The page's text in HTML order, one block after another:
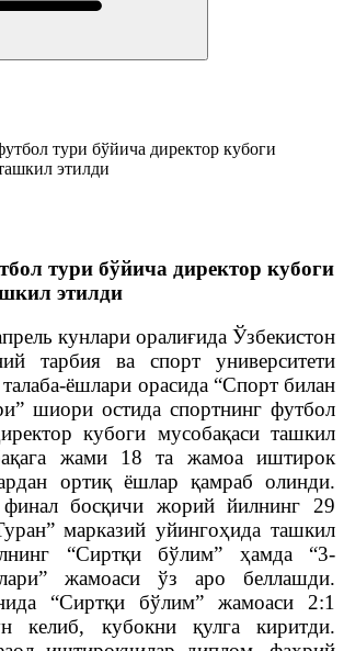
тури бўйича директор кубоги
этилди
тури бўйича директор кубоги
этилди
кунлари оралиғида Ўзбекистон
тарбия ва спорт университети
ёшлари орасида “Спорт билан
шиори остида спортнинг футбол
кубоги мусобақаси ташкил
жами 18 та жамоа иштирок
ортиқ ёшлар қамраб олинди.
финал босқичи жорий йилнинг 29
марказий уйингоҳида ташкил
“Сиртқи бўлим” ҳамда “3-
жамоаси ўз аро беллашди.
“Сиртқи бўлим” жамоаси 2:1
келиб, кубокни қулга киритди.